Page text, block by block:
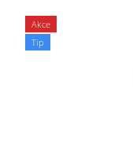
Akce
Tip